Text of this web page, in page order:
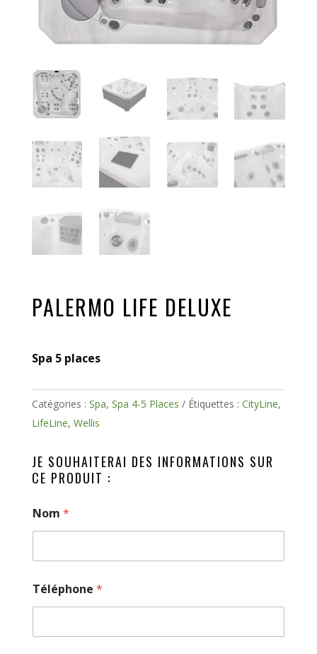
PALERMO LIFE DELUXE
Spa 5 places
Catégories : Spa, Spa 4-5 Places Étiquettes : CityLine,
LifeLine, Wellis
JE SOUHAITERAI DES INFORMATIONS SUR
CE PRODUIT :
Nom *
Téléphone *